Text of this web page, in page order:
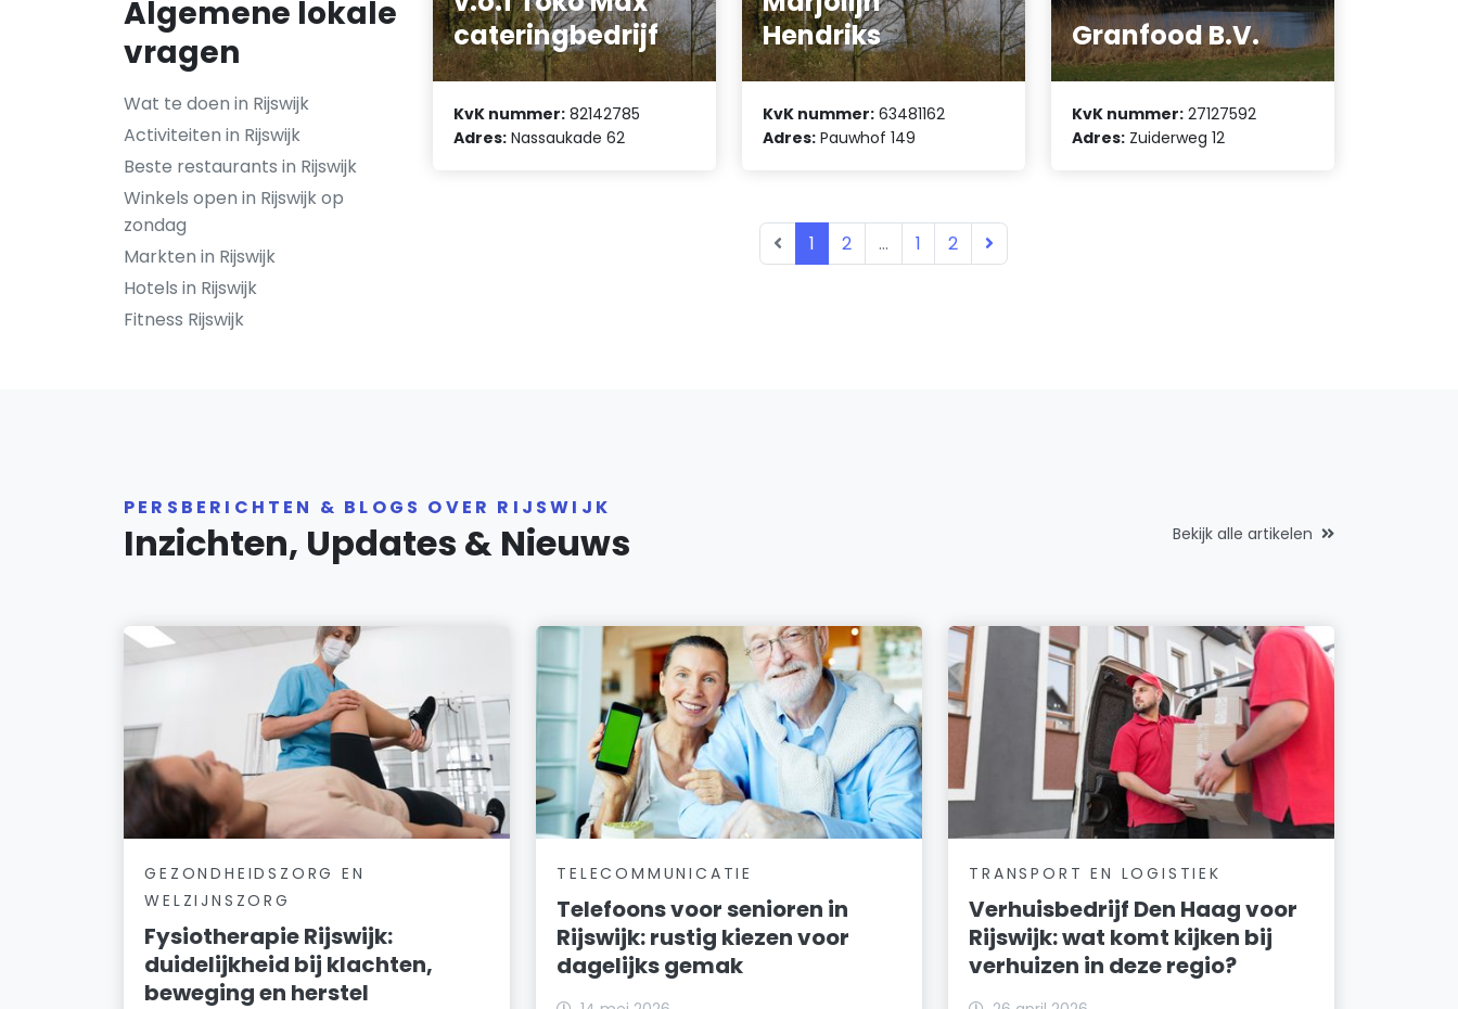
Algemene lokale
vragen
Wat te doen in Rijswijk
Activiteiten in Rijswijk
Beste restaurants in Rijswijk
Winkels open in Rijswijk op
zondag
Markten in Rijswijk
Hotels in Rijswijk
Fitness Rijswijk
cateringbedrijf
KvK nummer: 82142785
Adres: Nassaukade 62
Hendriks
KvK nummer: 63481162
Adres: Pauwhof 149
Granfood B.V.
KvK nummer: 27127592
Adres: Zuiderweg 12
1 2 ... 1 2
PERSBERICHTEN & BLOGS OVER RIJSWIJK
Inzichten, Updates & Nieuws Bekijk alle artikelen
GEZONDHEIDSZORG EN
WELZIJNSZORG
Fysiotherapie Rijswijk:
duidelijkheid bij klachten,
beweging en herstel
TELECOMMUNICATIE
Telefoons voor senioren in
Rijswijk: rustig kiezen voor
dagelijks gemak
TRANSPORT EN LOGISTIEK
Verhuisbedrijf Den Haag voor
Rijswijk: wat komt kijken bij
verhuizen in deze regio?